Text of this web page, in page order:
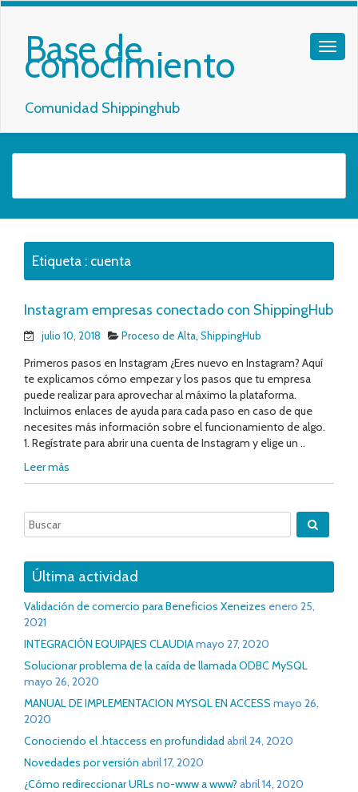
Base de
conocimiento
Comunidad Shippinghub
Etiqueta : cuenta
Instagram empresas conectado con ShippingHub
julio 10, 2018 Proceso de Alta, ShippingHub
Primeros pasos en Instagram ¿Eres nuevo en Instagram? Aquí
te explicamos cómo empezar y los pasos que tu empresa
puede realizar para aprovechar al máximo la plataforma.
Incluimos enlaces de ayuda para cada paso en caso de que
necesites más información sobre el funcionamiento de algo.
1. Regístrate para abrir una cuenta de Instagram y elige un ..
Leer más
Última actividad
Validación de comercio para Beneficios Xeneizes enero 25,
2021
INTEGRACIÓN EQUIPAJES CLAUDIAmayo 27, 2020
Solucionar problema de la caída de llamada ODBC MySQL
mayo 26, 2020
MANUAL DE IMPLEMENTACION MYSQL EN ACCESS mayo 26,
2020
Conociendo el .htaccess en profundidad abril 24, 2020
Novedades por versión abril 17, 2020
¿Cómo redireccionar URLs no-www a www? abril 14, 2020